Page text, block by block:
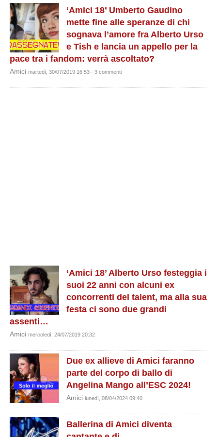
‘Amici 18’ Umberto Gaudino
mette fine alle speranze di chi
sognava l’amore fra Alberto Urso
e Tish e lancia un appello per la
pace tra i fandom: verrà ascoltato?
Amici martedì, 30/07/2019 16:53 - 3 commenti
‘Amici 18’ Alberto Urso festeggia i
suoi 22 anni con alcuni ex
concorrenti del talent, ma alla sua
festa ci sono due grandi
assenti…
Amici mercoledì, 24/07/2019 20:32
Due ex allieve di Amici faranno
parte del corpo di ballo di
Angelina Mango all’ESC 2024!
Amici lunedì, 08/04/2024 09:40
Ballerina di Amici diventa